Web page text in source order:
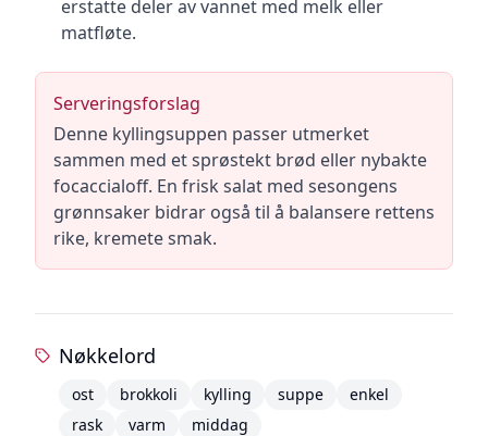
erstatte deler av vannet med melk eller
matfløte.
Serveringsforslag
Denne kyllingsuppen passer utmerket
sammen med et sprøstekt brød eller nybakte
focaccialoff. En frisk salat med sesongens
grønnsaker bidrar også til å balansere rettens
rike, kremete smak.
Nøkkelord
ost brokkoli kylling suppe
enkel
rask
varm middag